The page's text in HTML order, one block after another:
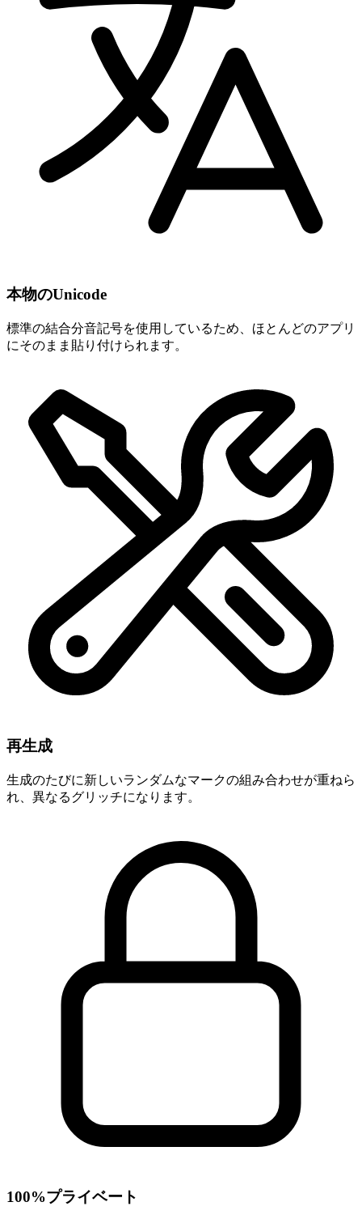
本物のUnicode
標準の結合分音記号を使用しているため、ほとんどのアプリ
にそのまま貼り付けられます。
再生成
生成のたびに新しいランダムなマークの組み合わせが重ねら
れ、異なるグリッチになります。
100%プライベート